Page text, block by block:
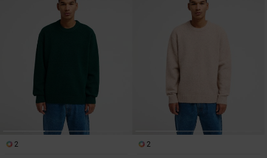
2 2